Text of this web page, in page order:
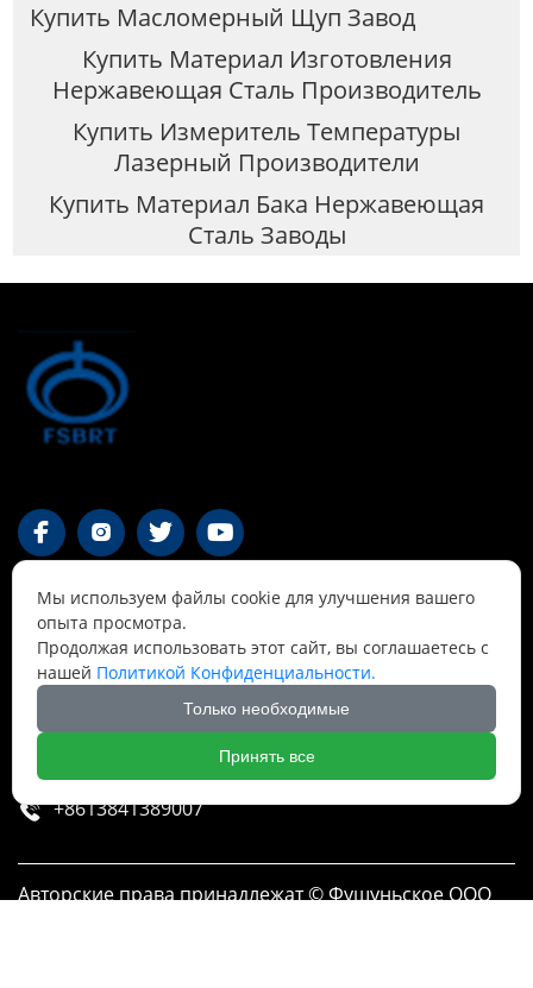
Купить Масломерный Щуп Завод
Купить Материал Изготовления
Нержавеющая Сталь Производитель
Купить Измеритель Температуры
Лазерный Производители
Купить Материал Бака Нержавеющая
Сталь Заводы
   
Контакты
 55-1 Qianjin Road, район Синьфу, Фушунь,
Cnbrtsummer@gmail.com
 +8613841389007
Авторские права принадлежат © Фушуньское ООО
Мы используем файлы cookie для улучшения вашего
опыта просмотра.
Продолжая использовать этот сайт, вы соглашаетесь с
нашей Политикой Конфиденциальности.
Только необходимые
Принять все